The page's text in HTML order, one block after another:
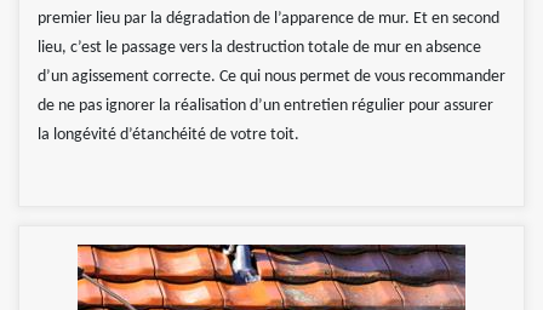
premier lieu par la dégradation de l’apparence de mur. Et en second
lieu, c’est le passage vers la destruction totale de mur en absence
d’un agissement correcte. Ce qui nous permet de vous recommander
de ne pas ignorer la réalisation d’un entretien régulier pour assurer
la longévité d’étanchéité de votre toit.